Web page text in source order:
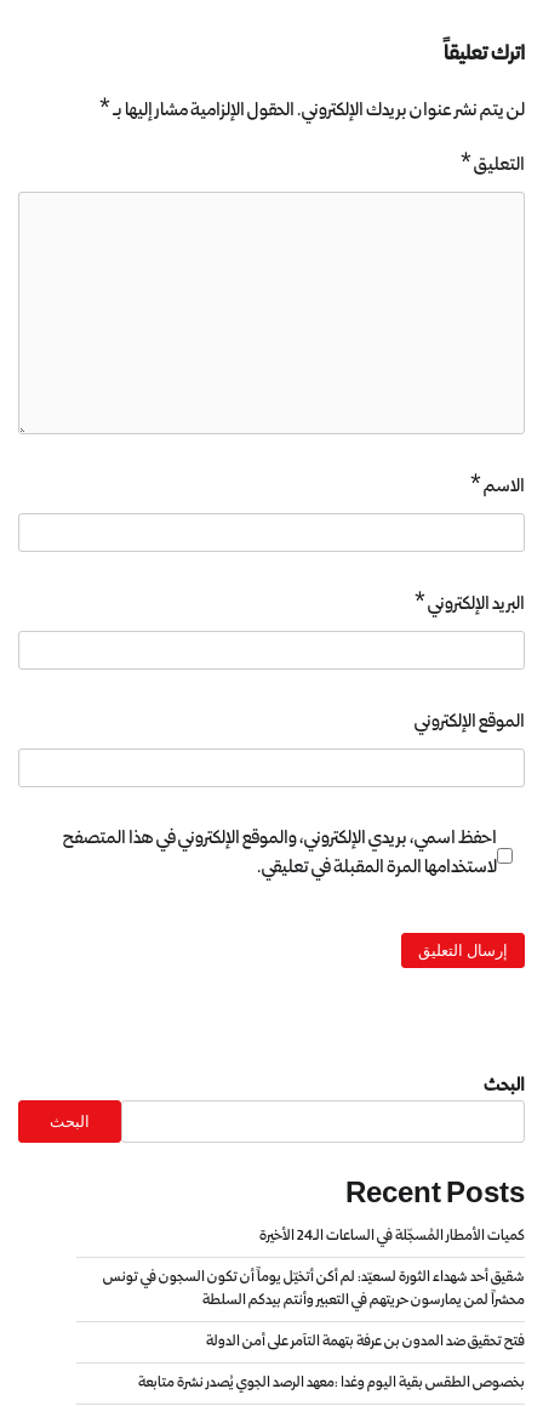
اترك تعليقاً
لن يتم نشر عنوان بريدك الإلكتروني.الحقول الإلزامية مشار إليها بـ*
التعليق*
الاسم*
البريد الإلكتروني*
الموقع الإلكتروني
احفظ اسمي، بريدي الإلكتروني، والموقع الإلكتروني في هذا المتصفح
لاستخدامها المرة المقبلة في تعليقي.
البحث
البحث
Recent Posts
كميات الأمطار المُسجّلة في الساعات الـ24 الأخيرة
شقيق أحد شهداء الثورة لسعيّد: لم أكن أتخيّل يوماً أن تكون السجون في تونس
محشراً لمن يمارسون حريتهم في التعبير وأنتم بيدكم السلطة
فتح تحقيق ضد المدون بن عرفة بتهمة التآمر على أمن الدولة
بخصوص الطقس بقية اليوم وغدا :معهد الرصد الجوي يُصدر نشرة متابعة